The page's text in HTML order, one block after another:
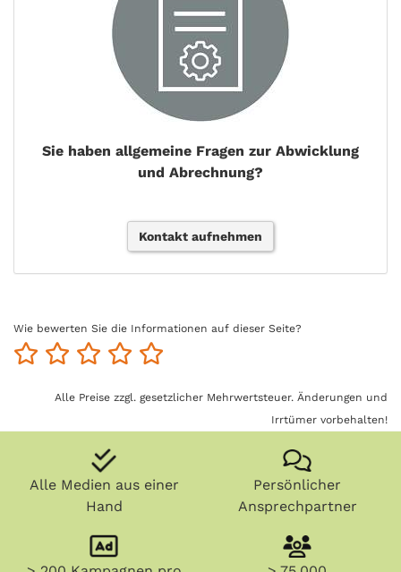
Sie haben allgemeine Fragen zur Abwicklung
und Abrechnung?
Kontakt aufnehmen
Wie bewerten Sie die Informationen auf dieser Seite?
Alle Preise zzgl. gesetzlicher Mehrwertsteuer. Änderungen und
Irrtümer vorbehalten!
Alle Medien aus einer
Hand
Persönlicher
Ansprechpartner